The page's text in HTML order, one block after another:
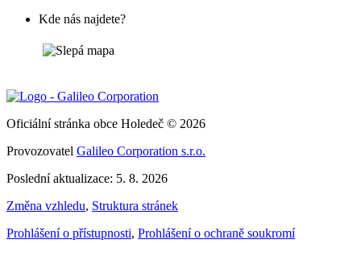
Kde nás najdete?
Oficiální stránka obce Holedeč © 2026
Provozovatel Galileo Corporation s.r.o.
Poslední aktualizace: 5. 8. 2026
Změna vzhledu, Struktura stránek
Prohlášení o přístupnosti, Prohlášení o ochraně soukromí